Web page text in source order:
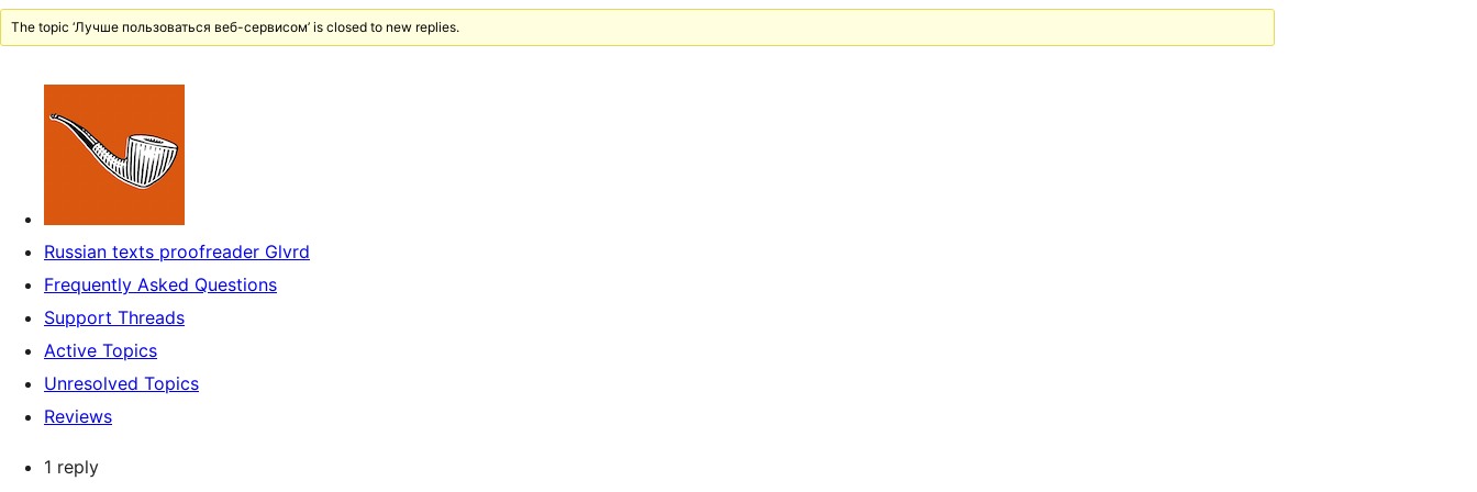
The topic ‘Лучше пользоваться веб-сервисом’ is closed to new replies.
Russian texts proofreader Glvrd
Frequently Asked Questions
Support Threads
Active Topics
Unresolved Topics
Reviews
1 reply